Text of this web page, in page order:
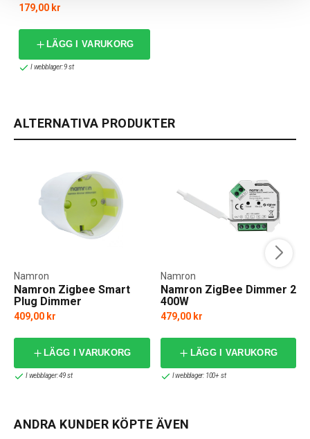
179,00 kr
LÄGG I VARUKORG
I webblager: 9 st
ALTERNATIVA PRODUKTER
Namron Zigbee Smart
Plug Dimmer
Namron
409,00 kr
LÄGG I VARUKORG
I webblager: 49 st
Namron ZigBee Dimmer 2
400W
Namron
479,00 kr
LÄGG I VARUKORG
I webblager: 100+ st
ANDRA KUNDER KÖPTE ÄVEN